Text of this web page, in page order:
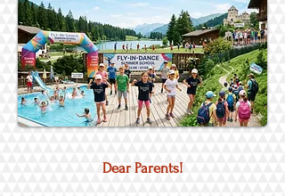
Dear Parents!